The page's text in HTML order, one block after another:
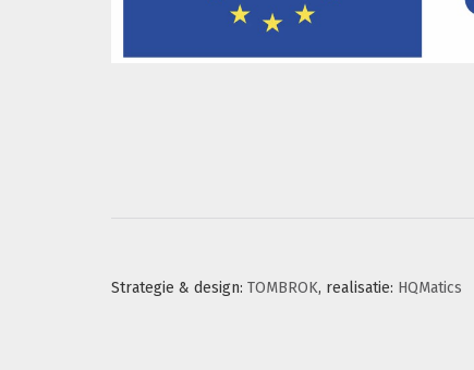
Strategie & design: TOMBROK, realisatie: HQMatics